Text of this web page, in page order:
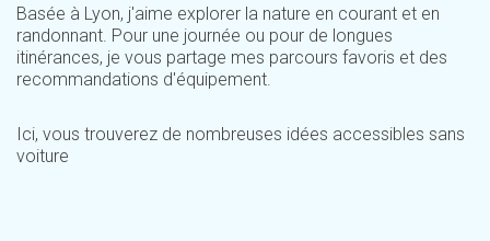
Basée à Lyon, j'aime explorer la nature en courant et en
randonnant. Pour une journée ou pour de longues
itinérances, je vous partage mes parcours favoris et des
recommandations d'équipement.
Ici, vous trouverez de nombreuses idées accessibles sans
voiture